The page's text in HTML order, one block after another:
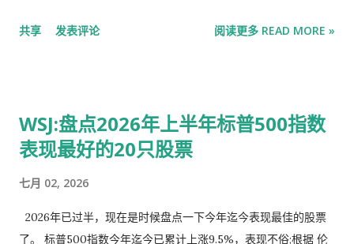
家表示，即使有低息贷款，企业也没有动力将空置房产转为保障
宣布美国与也门胡塞武装达成停火协议的数小时之后。杜鲁门号
何让全球最强大的水面舰队经受严峻考验的。事实证明，胡塞武
装是极难对付的敌手，他们驻守在世界上最贫穷国家的简陋军营
斗。 胡塞武装受益于伊朗廉价导弹和无人机技术的扩散。胡塞武
装发射了反舰弹道导弹，首次在实战中使用了这种冷战时期的武
器，他们还创新了部署武器的方法。最新的技术已经在乌克兰战
共享 发表评论 阅读更多 READ MORE »
WSJ:盘点2026年上半年标普500指数
表现最好的20只股票
七月 02, 2026
2026年已过半，现在是时候盘点一下今年迄今表现最佳的股票
了。 标普500指数今年迄今已累计上涨9.5%，表现不俗;根据 伦